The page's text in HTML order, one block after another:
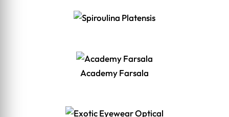
Academy Farsala